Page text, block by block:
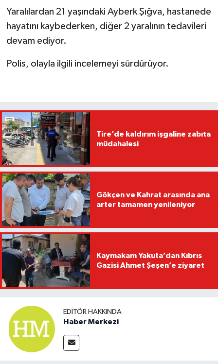
Yaralılardan 21 yaşındaki Ayberk Şığva, hastanede
hayatını kaybederken, diğer 2 yaralının tedavileri
devam ediyor.
Polis, olayla ilgili incelemeyi sürdürüyor.
Tire’de kaldırım işgaline zabıta
müdahalesi
Gökçen ve Kahrat arasında ana
arter tamamen yenileniyor
Kaymakam Yakuta’dan Kıbrıs
Gazisi Ahmet Şeşen’e ziyaret
EDITÖR HAKKINDA
Haber Merkezi